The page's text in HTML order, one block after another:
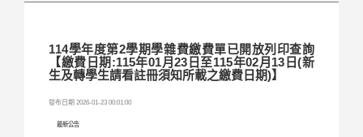
114學年度第2學期學雜費繳費單已開放列印查詢
【繳費日期:115年01月23日至115年02月13日(新
生及轉學生請看註冊須知所載之繳費日期)】
發布日期 2026-01-23 00:01:00
最新公告